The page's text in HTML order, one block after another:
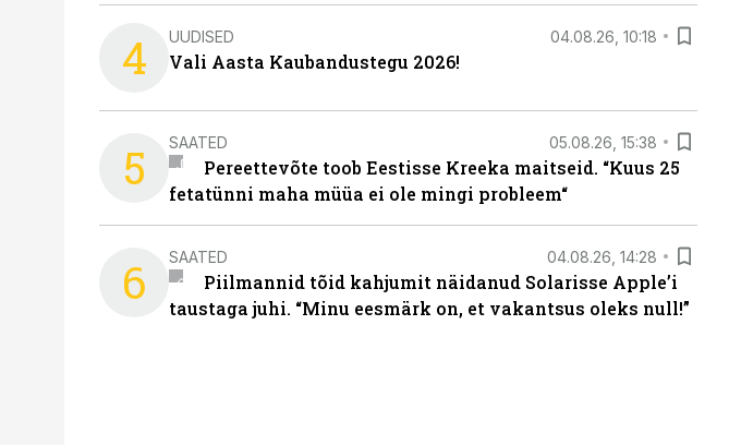
4 UUDISED 04.08.26, 10:18
Vali Aasta Kaubandustegu 2026!
5 SAATED 05.08.26, 15:38
Pereettevõte toob Eestisse Kreeka maitseid. “Kuus 25
fetatünni maha müüa ei ole mingi probleem“
6 SAATED 04.08.26, 14:28
Piilmannid tõid kahjumit näidanud Solarisse Apple’i
taustaga juhi. “Minu eesmärk on, et vakantsus oleks null!”